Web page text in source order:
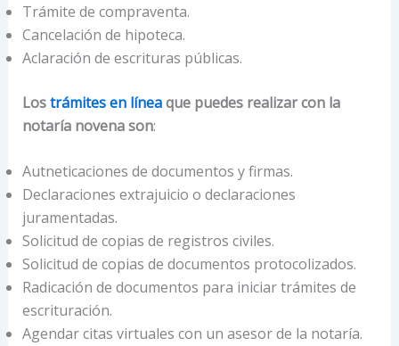
Trámite de compraventa.
Cancelación de hipoteca.
Aclaración de escrituras públicas.
Lostrámites en líneaque puedes realizar con la
notaría novena son:
Autneticaciones de documentos y firmas.
Declaraciones extrajuicio o declaraciones
juramentadas.
Solicitud de copias de registros civiles.
Solicitud de copias de documentos protocolizados.
Radicación de documentos para iniciar trámites de
escrituración.
Agendar citas virtuales con un asesor de la notaría.